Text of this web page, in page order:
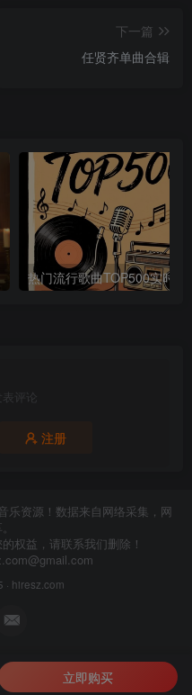
下一篇
任贤齐单曲合辑
评论
注册
乐资源！数据来自网络采集，网
权益，请联系我们删除！
· hiresz.com
立即购买